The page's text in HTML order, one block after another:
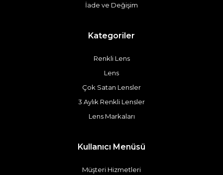
İade ve Değişim
Kategoriler
Renkli Lens
Lens
Çok Satan Lensler
3 Aylık Renkli Lensler
Lens Markaları
Kullanıcı Menüsü
Müşteri Hizmetleri